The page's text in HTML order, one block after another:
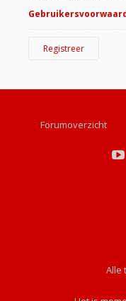
Registreer
Forumoverzicht
Alle